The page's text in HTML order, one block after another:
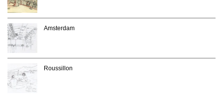
Amsterdam
Roussillon